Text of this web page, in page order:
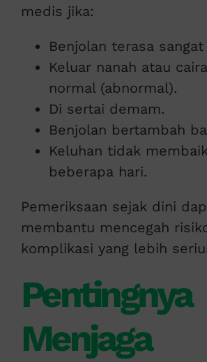
medis jika:
Benjolan terasa sangat
Keluar nanah atau
normal (abnormal).
Di sertai demam.
Benjolan bertambah
Keluhan tidak
beberapa hari.
Pemeriksaan sejak dini
membantu mencegah
komplikasi yang lebih
Pentingnya
Menjaga